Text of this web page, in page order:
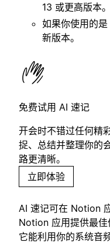
13 或更高版本。
如果你使用的
新版本。
免费试用 AI 速记
开会时不错过任何精
捉、总结并整理你的
路更清晰。
立即体验
AI 速记可在 Notion
Notion 应用提供最佳
它能利用你的系统音